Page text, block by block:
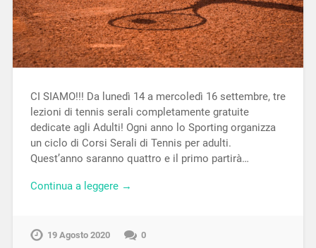
CI SIAMO!!! Da lunedì 14 a mercoledì 16 settembre, tre
lezioni di tennis serali completamente gratuite
dedicate agli Adulti! Ogni anno lo Sporting organizza
un ciclo di Corsi Serali di Tennis per adulti.
Quest’anno saranno quattro e il primo partirà…
Continua a leggere →
19 Agosto 2020 0